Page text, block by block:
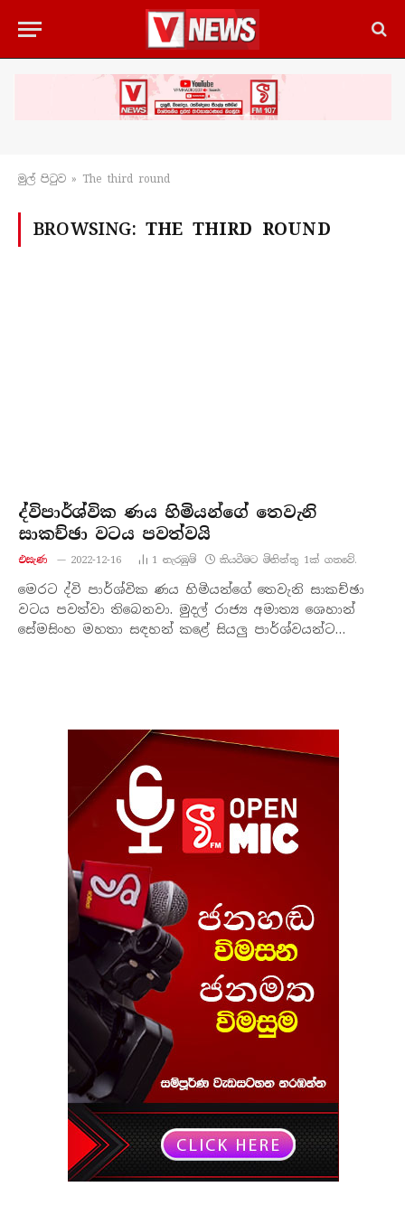
මුල් පිටු​ව » The third round
BROWSING: THE THIRD ROUND
ද්විපාර්ශ්වික ණය හිමියන්ගේ තෙවැනි
සාකච්ඡා වටය පවත්වයි
එසැණ 2022-12-16 1 නැරඹු​ම් කියවීමට මිනිත්තු 1ක් ගතවේ.
මෙරට ද්වි පාර්ශ්වික ණය හිමියන්ගේ තෙවැනි සාකච්ඡා
වටය පවත්වා තිබෙනවා. මුදල් රාජ්‍ය අමාත්‍ය ශෙහාන්
සේමසිංහ මහතා සඳහන් කළේ සියලු පාර්ශ්වයන්ට…